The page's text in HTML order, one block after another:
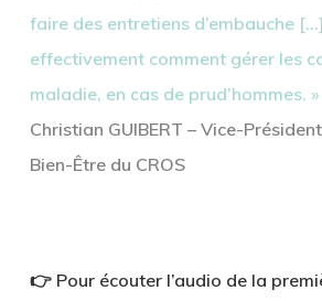
faire des entretiens d’embauche
effectivement comment gérer les
maladie, en cas de prud’hommes. »
Christian GUIBERT – Vice-
Bien-Être du CROS
👉 Pour écouter l’audio de la